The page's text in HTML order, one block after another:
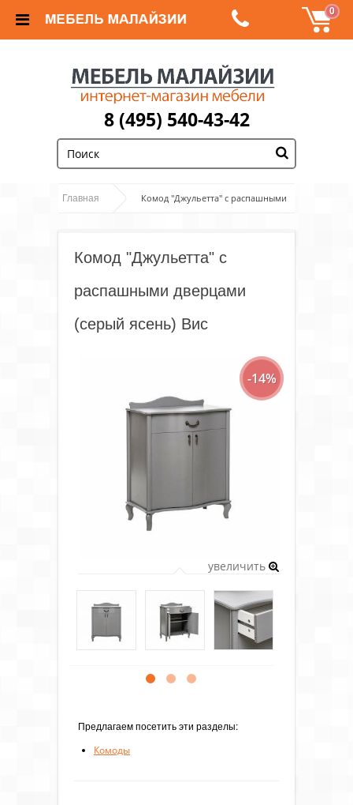
0
8 (495) 540-43-42
Главная Комод "Джульетта" с распашными
Комод "Джульетта" с
распашными дверцами
(серый ясень) Вис
-14%
увеличить
Предлагаем посетить эти разделы:
Комоды